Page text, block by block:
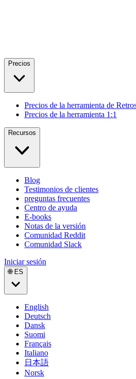
Precios
Precios de la herramienta de
Precios de la herramienta 1:1
Recursos
Blog
Testimonios de clientes
preguntas frecuentes
Centro de ayuda
E-books
Notas de la versión
Comunidad Reddit
Comunidad Slack
Iniciar sesión
🌐 ES
English
Deutsch
Dansk
Suomi
Français
Italiano
日本語
Norsk